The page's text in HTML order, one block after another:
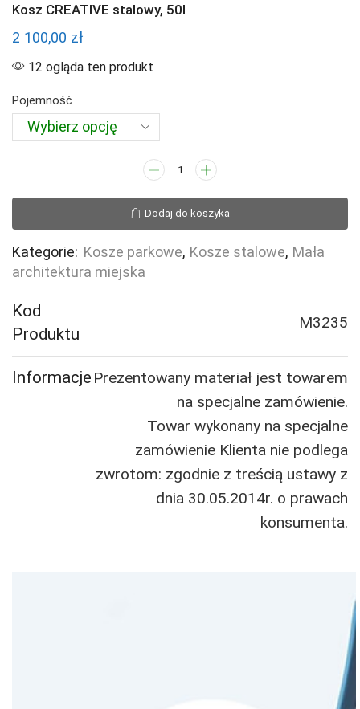
Kosz CREATIVE stalowy, 50l
2 100,00 zł
12 ogląda ten produkt
Pojemność
ilość
CREATIVE
stalowy,
50l
Dodaj do koszyka
Kategorie: Kosze parkowe, Kosze stalowe, Mała
architektura miejska
Kod
Produktu
M3235
Informacje Prezentowany materiał jest towarem
na specjalne zamówienie.
Towar wykonany na specjalne
zamówienie Klienta nie podlega
zwrotom: zgodnie z treścią ustawy z
dnia 30.05.2014r. o prawach
konsumenta.